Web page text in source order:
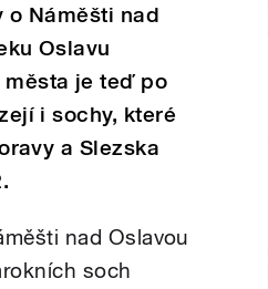
o Náměšti nad
Oslavu
je teď po
i sochy, které
a Slezska